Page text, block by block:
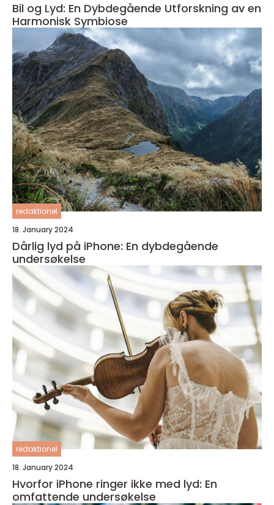
Bil og Lyd: En Dybdegående Utforskning av en
Harmonisk Symbiose
redaktionel
18. January 2024
Dårlig lyd på iPhone: En dybdegående
undersøkelse
redaktionel
18. January 2024
Hvorfor iPhone ringer ikke med lyd: En
omfattende undersøkelse